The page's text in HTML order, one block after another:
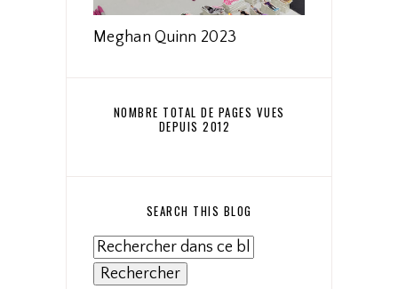
Meghan Quinn 2023
NOMBRE TOTAL DE PAGES VUES
DEPUIS 2012
SEARCH THIS BLOG